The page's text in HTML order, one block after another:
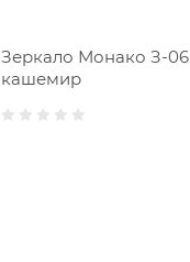
Зеркало Монако З-06
кашемир